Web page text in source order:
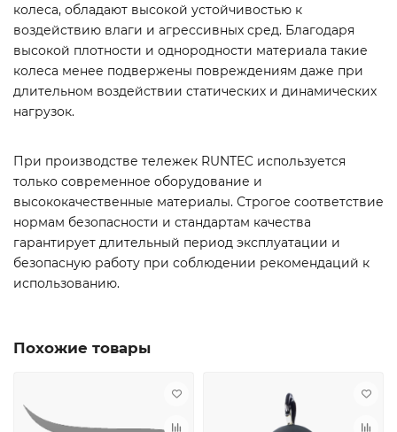
колеса, обладают высокой устойчивостью к
воздействию влаги и агрессивных сред. Благодаря
высокой плотности и однородности материала такие
колеса менее подвержены повреждениям даже при
длительном воздействии статических и динамических
нагрузок.
При производстве тележек RUNTEC используется
только современное оборудование и
высококачественные материалы. Строгое соответствие
нормам безопасности и стандартам качества
гарантирует длительный период эксплуатации и
безопасную работу при соблюдении рекомендаций к
использованию.
Похожие товары